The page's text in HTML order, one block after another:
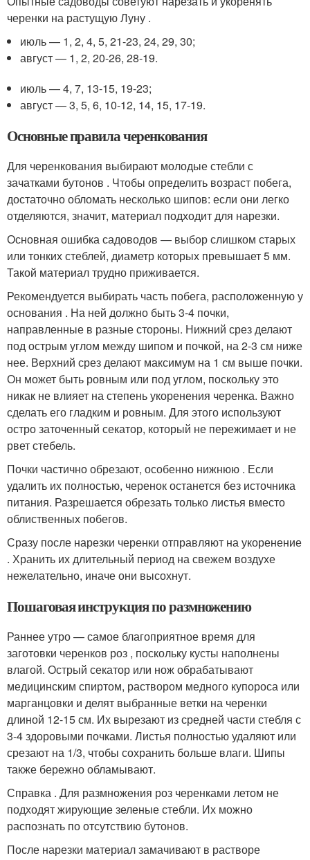
черенки на растущую Луну .
июль — 1, 2, 4, 5, 21-23, 24, 29, 30;
август — 1, 2, 20-26, 28-19.
июль — 4, 7, 13-15, 19-23;
август — 3, 5, 6, 10-12, 14, 15, 17-19.
Основные правила черенкования
Для черенкования выбирают молодые стебли с
зачатками бутонов . Чтобы определить возраст побега,
достаточно обломать несколько шипов: если они легко
отделяются, значит, материал подходит для нарезки.
Основная ошибка садоводов — выбор слишком старых
или тонких стеблей, диаметр которых превышает 5 мм.
Такой материал трудно приживается.
Рекомендуется выбирать часть побега, расположенную у
основания . На ней должно быть 3-4 почки,
направленные в разные стороны. Нижний срез делают
под острым углом между шипом и почкой, на 2-3 см ниже
нее. Верхний срез делают максимум на 1 см выше почки.
Он может быть ровным или под углом, поскольку это
никак не влияет на степень укоренения черенка. Важно
сделать его гладким и ровным. Для этого используют
остро заточенный секатор, который не пережимает и не
рвет стебель.
Почки частично обрезают, особенно нижнюю . Если
удалить их полностью, черенок останется без источника
питания. Разрешается обрезать только листья вместо
облиственных побегов.
Сразу после нарезки черенки отправляют на укоренение
. Хранить их длительный период на свежем воздухе
нежелательно, иначе они высохнут.
Пошаговая инструкция по размножению
Раннее утро — самое благоприятное время для
заготовки черенков роз , поскольку кусты наполнены
влагой. Острый секатор или нож обрабатывают
медицинским спиртом, раствором медного купороса или
марганцовки и делят выбранные ветки на черенки
длиной 12-15 см. Их вырезают из средней части стебля с
3-4 здоровыми почками. Листья полностью удаляют или
срезают на 1/3, чтобы сохранить больше влаги. Шипы
также бережно обламывают.
Справка . Для размножения роз черенками летом не
подходят жирующие зеленые стебли. Их можно
распознать по отсутствию бутонов.
После нарезки материал замачивают в растворе